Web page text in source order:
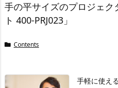
手の平サイズのプロジェク
ト 400-PRJ023」
Contents
手軽に使え